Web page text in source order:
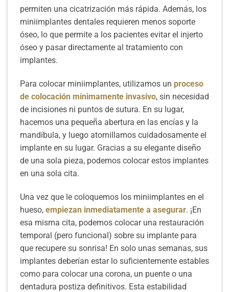
permiten una cicatrización más rápida. Además, los
miniimplantes dentales requieren menos soporte
óseo, lo que permite a los pacientes evitar el injerto
óseo y pasar directamente al tratamiento con
implantes.
Para colocar miniimplantes, utilizamos un proceso
de colocación mínimamente invasivo, sin necesidad
de incisiones ni puntos de sutura. En su lugar,
hacemos una pequeña abertura en las encías y la
mandíbula, y luego atornillamos cuidadosamente el
implante en su lugar. Gracias a su elegante diseño
de una sola pieza, podemos colocar estos implantes
en una sola cita.
Una vez que le coloquemos los miniimplantes en el
hueso, empiezan inmediatamente a asegurar. ¡En
esa misma cita, podemos colocar una restauración
temporal (pero funcional) sobre su implante para
que recupere su sonrisa! En solo unas semanas, sus
implantes deberían estar lo suficientemente estables
como para colocar una corona, un puente o una
dentadura postiza definitivos. Esta estabilidad